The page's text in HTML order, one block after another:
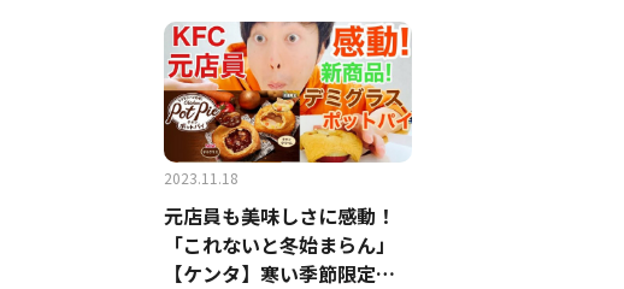
2023.11.18
元店員も美味しさに感動！
「これないと冬始まらん」
【ケンタ】寒い季節限定の